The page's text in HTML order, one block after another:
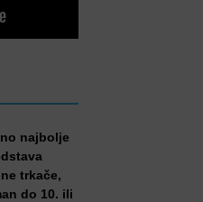
najbolje
trkače,
do 10. ili